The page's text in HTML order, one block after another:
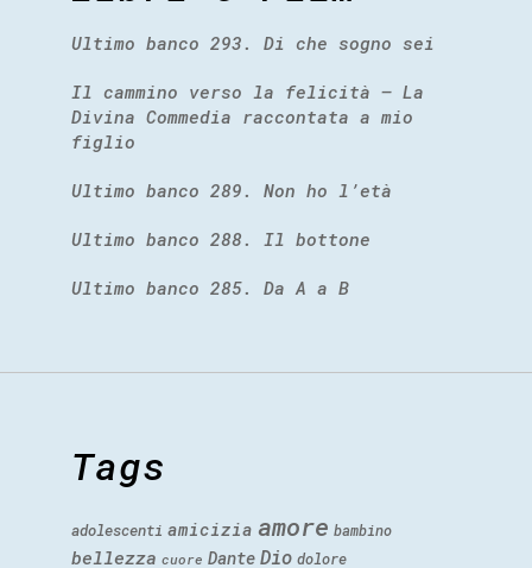
Ultimo banco 293. Di che sogno sei
Il cammino verso la felicità – La
Divina Commedia raccontata a mio
figlio
Ultimo banco 289. Non ho l’età
Ultimo banco 288. Il bottone
Ultimo banco 285. Da A a B
Tags
adolescenti amicizia amore bambino
bellezza cuore Dante Dio dolore